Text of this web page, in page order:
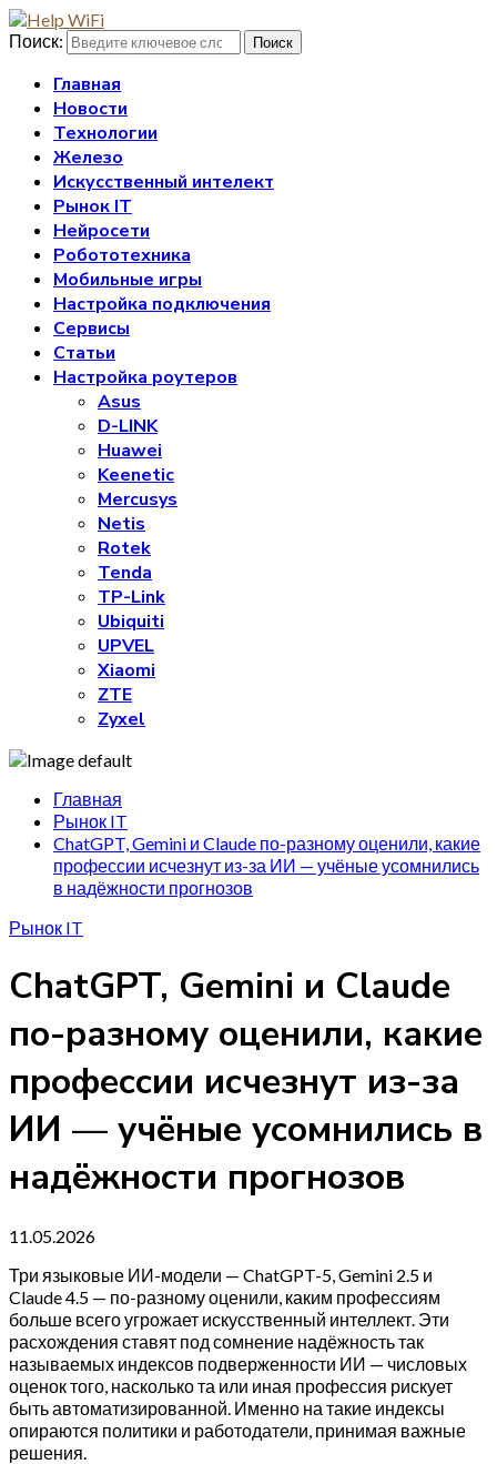
Поиск: Поиск
Главная
Новости
Технологии
Железо
Искусственный интелект
Рынок IT
Нейросети
Робототехника
Мобильные игры
Настройка подключения
Сервисы
Статьи
Настройка роутеров
Asus
D-LINK
Huawei
Keenetic
Mercusys
Netis
Rotek
Tenda
TP-Link
Ubiquiti
UPVEL
Xiaomi
ZTE
Zyxel
Главная
Рынок IT
ChatGPT, Gemini и Claude по-разному оценили, какие
профессии исчезнут из-за ИИ — учёные усомнились
в надёжности прогнозов
Рынок IT
ChatGPT, Gemini и Claude
по-разному оценили, какие
профессии исчезнут из-за
ИИ — учёные усомнились в
надёжности прогнозов
11.05.2026
Три языковые ИИ-модели — ChatGPT-5, Gemini 2.5 и
Claude 4.5 — по-разному оценили, каким профессиям
больше всего угрожает искусственный интеллект. Эти
расхождения ставят под сомнение надёжность так
называемых индексов подверженности ИИ — числовых
оценок того, насколько та или иная профессия рискует
быть автоматизированной. Именно на такие индексы
опираются политики и работодатели, принимая важные
решения.